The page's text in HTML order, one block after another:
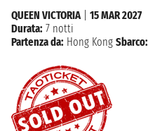
QUEEN VICTORIA
15 MAR 2027
Durata: 7 notti
Partenza da: Hong Kong Sbarco: